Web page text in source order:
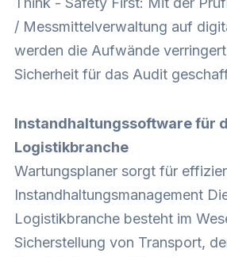
/ Messmittelverwaltung auf
werden die Aufwände
Sicherheit für das Audit
Instandhaltungssoftware für
Logistikbranche
Wartungsplaner sorgt für
Instandhaltungsmanagement
Logistikbranche besteht im
Sicherstellung von Transport,